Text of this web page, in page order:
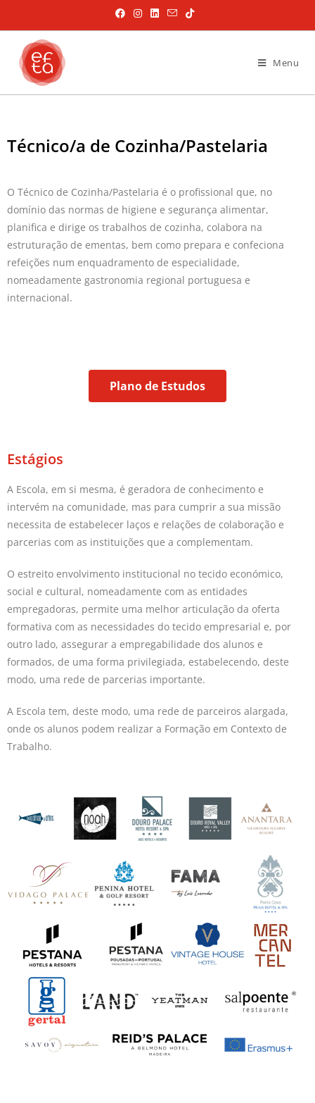
Menu
Técnico/a de Cozinha/Pastelaria
O Técnico de Cozinha/Pastelaria é o profissional que, no
domínio das normas de higiene e segurança alimentar,
planifica e dirige os trabalhos de cozinha, colabora na
estruturação de ementas, bem como prepara e confeciona
refeições num enquadramento de especialidade,
nomeadamente gastronomia regional portuguesa e
internacional.
Plano de Estudos
Estágios
A Escola, em si mesma, é geradora de conhecimento e
intervém na comunidade, mas para cumprir a sua missão
necessita de estabelecer laços e relações de colaboração e
parcerias com as instituições que a complementam.
O estreito envolvimento institucional no tecido económico,
social e cultural, nomeadamente com as entidades
empregadoras, permite uma melhor articulação da oferta
formativa com as necessidades do tecido empresarial e, por
outro lado, assegurar a empregabilidade dos alunos e
formados, de uma forma privilegiada, estabelecendo, deste
modo, uma rede de parcerias importante.
A Escola tem, deste modo, uma rede de parceiros alargada,
onde os alunos podem realizar a Formação em Contexto de
Trabalho.